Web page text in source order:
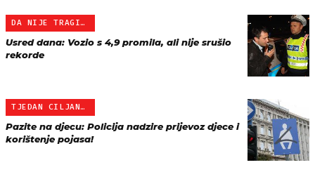
DA NIJE TRAGIČNO...
Usred dana: Vozio s 4,9 promila, ali nije srušio
rekorde
TJEDAN CILJANIH AKCIJA U…
Pazite na djecu: Policija nadzire prijevoz djece i
korištenje pojasa!